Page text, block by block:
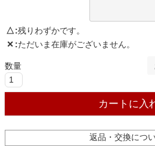
△ 残りわずかです。
✕ ただいま在庫がございません。
カートに入
返品・交換につ